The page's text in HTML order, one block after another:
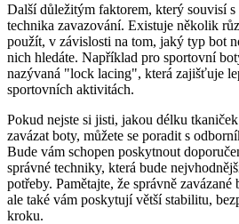
Další důležitým faktorem, který souvisí
technika zavazování. ‍Existuje několik
použít, v závislosti na ‌tom,⁢ jaký typ bot
nich hledáte. Například‌ pro sportovní
nazývaná "lock lacing", která zajišťuje
sportovních aktivitách.
Pokud ⁣nejste si jisti, jakou délku
zavázat boty, můžete se poradit s
Bude vám schopen poskytnout
správné techniky, která bude‍
potřeby. Pamětajte, že správně
ale také vám poskytují větší stabilitu,
kroku.